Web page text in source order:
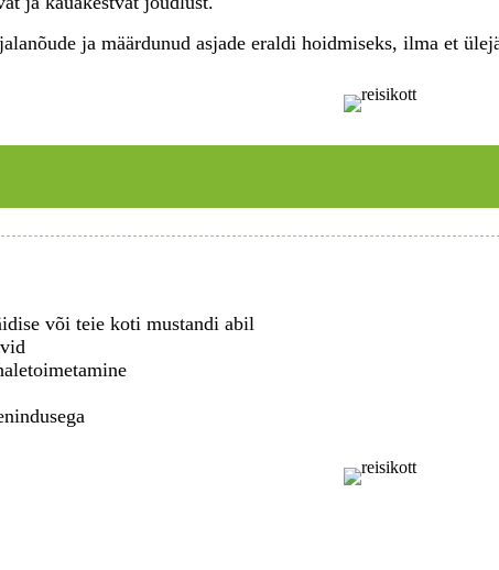
ja määrdunud asjade eraldi hoidmiseks, ilma et
või teie koti mustandi abil